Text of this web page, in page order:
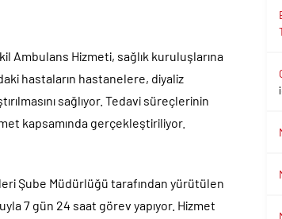
Ambulans Hizmeti, sağlık kuruluşlarına
hastaların hastanelere, diyaliz
sağlıyor. Tedavi süreçlerinin
kapsamında gerçekleştiriliyor.
Şube Müdürlüğü tarafından yürütülen
7 gün 24 saat görev yapıyor. Hizmet